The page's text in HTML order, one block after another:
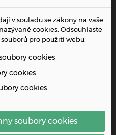
20a, 627 00 Brno
919 695
v souladu se zákony na vaše
cookies. Odsouhlaste
pro použití webu.
cookies
cookies
cookies
soubory cookies